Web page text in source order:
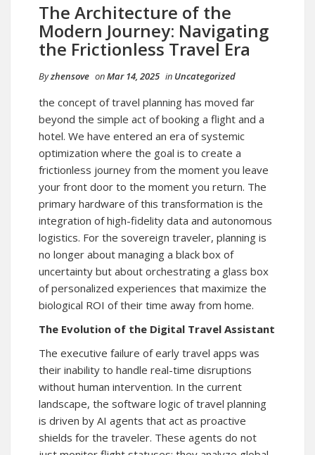
The Architecture of the
Modern Journey: Navigating
the Frictionless Travel Era
Byzhensove onMar 14, 2025 in Uncategorized
the concept of travel planning has moved far
beyond the simple act of booking a flight and a
hotel. We have entered an era of systemic
optimization where the goal is to create a
frictionless journey from the moment you leave
your front door to the moment you return. The
primary hardware of this transformation is the
integration of high-fidelity data and autonomous
logistics. For the sovereign traveler, planning is
no longer about managing a black box of
uncertainty but about orchestrating a glass box
of personalized experiences that maximize the
biological ROI of their time away from home.
The Evolution of the Digital Travel Assistant
The executive failure of early travel apps was
their inability to handle real-time disruptions
without human intervention. In the current
landscape, the software logic of travel planning
is driven by AI agents that act as proactive
shields for the traveler. These agents do not